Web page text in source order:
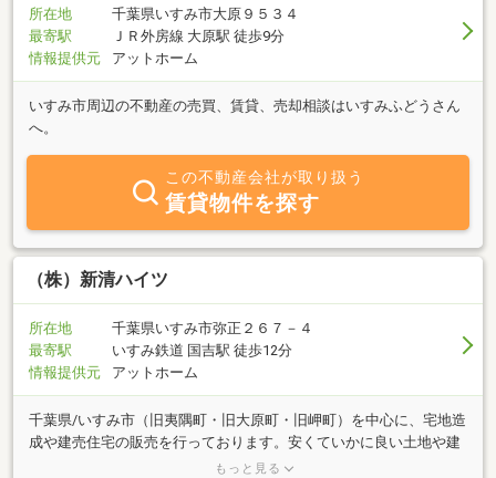
所在地
千葉県いすみ市大原９５３４
最寄駅
ＪＲ外房線 大原駅 徒歩9分
情報提供元
アットホーム
いすみ市周辺の不動産の売買、賃貸、売却相談はいすみふどうさん
へ。
この不動産会社が取り扱う
賃貸物件を探す
（株）新清ハイツ
所在地
千葉県いすみ市弥正２６７－４
最寄駅
いすみ鉄道 国吉駅 徒歩12分
情報提供元
アットホーム
千葉県/いすみ市（旧夷隅町・旧大原町・旧岬町）を中心に、宅地造
成や建売住宅の販売を行っております。安くていかに良い土地や建
物をお客様に提供できるかにこだわり、原価をできるだけおさえ、
もっと見る